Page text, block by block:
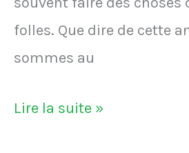
folles. Que dire de cette
sommes au
VIDÉO
Lire la suite »